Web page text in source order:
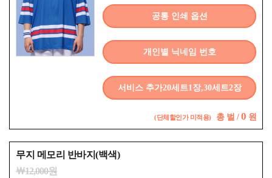
공통 인쇄 옵션
개인별 닉네임 번호
서비스 추가20세트1장,30세트2장
(단체할인가 미적용) 총 벌 / 0 원
무지 메모리 반바지(백색)
￦12,000원